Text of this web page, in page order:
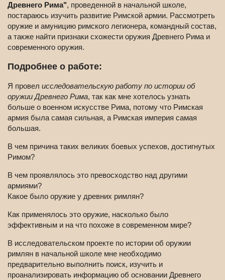
Древнего Рима", проведенной в начальной школе,
постараюсь изучить развитие Римской армии. Рассмотреть
оружие и амуницию римского легионера, командный состав,
а также найти признаки схожести оружия Древнего Рима и
современного оружия.
Подробнее о работе:
Я провел исследовательскую работу по истории об
оружии Древнего Рима, так как мне хотелось узнать
больше о военном искусстве Рима, потому что Римская
армия была самая сильная, а Римская империя самая
большая.
В чем причина таких великих боевых успехов, достигнутых
Римом?
В чем проявлялось это превосходство над другими
армиями?
Какое было оружие у древних римлян?
Как применялось это оружие, насколько было
эффективным и на что похоже в современном мире?
В исследовательском проекте по истории об оружии
римлян в начальной школе мне необходимо
предварительно выполнить поиск, изучить и
проанализировать информацию об основании Древнего